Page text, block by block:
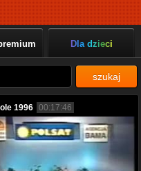
Dla dzieci
szukaj
1996 00:17:46